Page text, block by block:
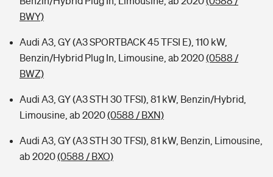
BWY)
Audi A3, GY (A3 SPORTBACK 45 TFSI E), 110 kW,
Benzin/Hybrid Plug In, Limousine, ab 2020(0588 /
BWZ)
Audi A3, GY (A3 STH 30 TFSI), 81 kW, Benzin/Hybrid,
Limousine, ab 2020(0588 / BXN)
Audi A3, GY (A3 STH 30 TFSI), 81 kW, Benzin, Limousine,
ab 2020(0588 / BXO)